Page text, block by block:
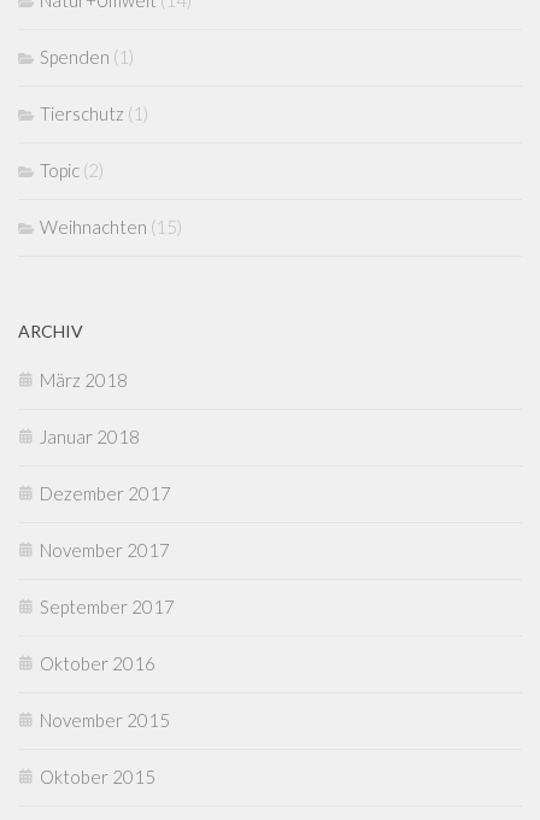
Spenden (1)
Tierschutz (1)
Topic (2)
Weihnachten (15)
ARCHIV
März 2018
Januar 2018
Dezember 2017
November 2017
September 2017
Oktober 2016
November 2015
Oktober 2015